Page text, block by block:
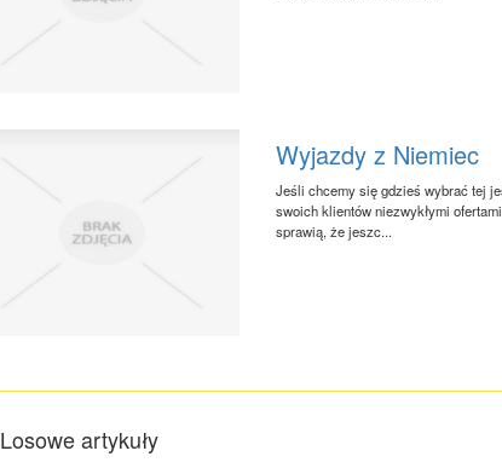
Wyjazdy z Niemiec
Jeśli chcemy się gdzieś wybrać tej
swoich klientów niezwykłymi
sprawią, że jeszc...
Losowe artykuły